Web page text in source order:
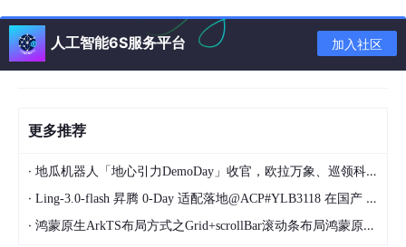
人工智能6S服务平台 加入社区
更多推荐
· 地瓜机器人「地心引力DemoDay」收官，欧拉万象、巡领科技、眺月科技斩获前三
· Ling‑3.0‑flash 昇腾 0‑Day 适配落地@ACP#YLB3118 在国产 Agent 算力矩阵中的存储机会与落地场景
· 鸿蒙原生ArkTS布局方式之Grid+scrollBar滚动条布局鸿蒙原生ArkTS布局方式之Grid+scrollBar滚动条布局